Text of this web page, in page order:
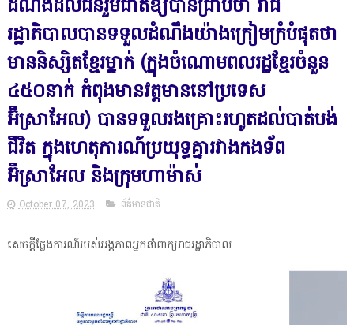
ដំណឹងដល់ជនរួមជាតិឱ្យបានជ្រាបថា រាជ
រដ្ឋាភិបាលបានទទួលដំណឹងយ៉ាងក្រៀមក្រំបំផុតថា
មាននិស្សិតខ្មែរម្នាក់ (ក្នុងចំណោមពលរដ្ឋខ្មែរចំនួន
៤៥០នាក់ កំពុងមានវត្តមាននៅប្រទេស
អ៊ីស្រាអែល) បានទទួលរងគ្រោះរហូតដល់បាត់បង់
ជីវិត ក្នុងហេតុការណ៍ប្រយុទ្ធគ្នារវាងកងទ័ព
អ៊ីស្រាអែល និងក្រុមហាម៉ាស់
October 07, 2023 ព័ត៌មានជាតិ
សេចក្តីថ្លែងការណ៍របស់អង្គភាពអ្នកនាំពាក្យរាជរដ្ឋាភិបាល